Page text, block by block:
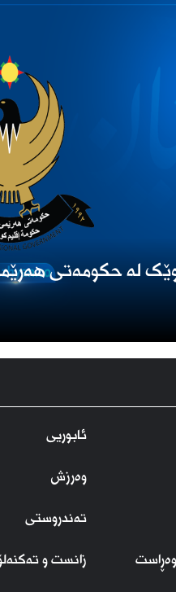
لە حکومەتی
ئابوریی
وەرزش
تەندروستی
زانست و